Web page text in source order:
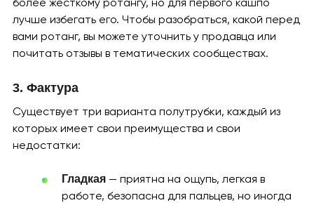
лучше избегать его. Чтобы разобраться, какой перед
вами ротанг, вы можете уточнить у продавца или
почитать отзывы в тематических сообществах.
3. Фактура
Существует три варианта полутрубки, каждый из
которых имеет свои преимущества и свои
недостатки:
Гладкая — приятна на ощупь, легкая в
работе, безопасна для пальцев, но иногда